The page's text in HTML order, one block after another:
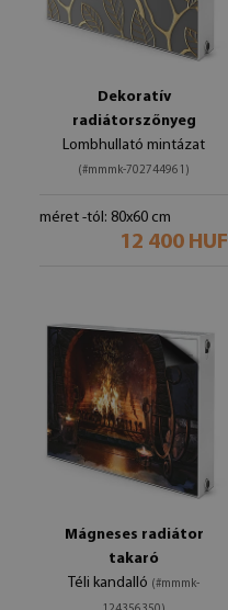
Dekoratív
radiátorszőnyeg
Lombhullató mintázat
(#mmmk-702744961)
méret -tól: 80x60 cm
12 400 HUF
Mágneses radiátor
takaró
Téli kandalló (#mmmk-